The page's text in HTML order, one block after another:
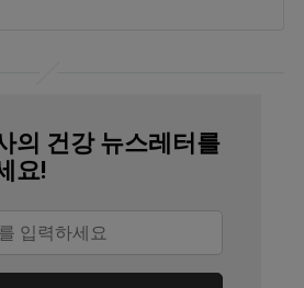
Mar 19;6:1490124
2009 Aug 3;4:319-330
Diabetes Obes.
의 건강 뉴스레터를
요!